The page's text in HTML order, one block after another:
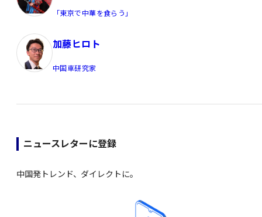
「東京で中華を食らう」
加藤ヒロト
中国車研究家
ニュースレターに登録
中国発トレンド、ダイレクトに。